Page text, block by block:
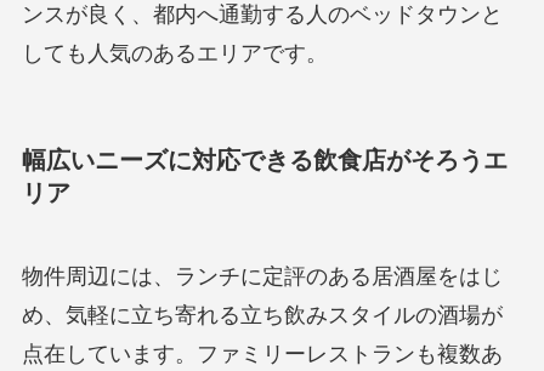
ンスが良く、都内へ通勤する人のベッドタウンと
しても人気のあるエリアです。
幅広いニーズに対応できる飲食店がそろうエ
リア
物件周辺には、ランチに定評のある居酒屋をはじ
め、気軽に立ち寄れる立ち飲みスタイルの酒場が
点在しています。ファミリーレストランも複数あ